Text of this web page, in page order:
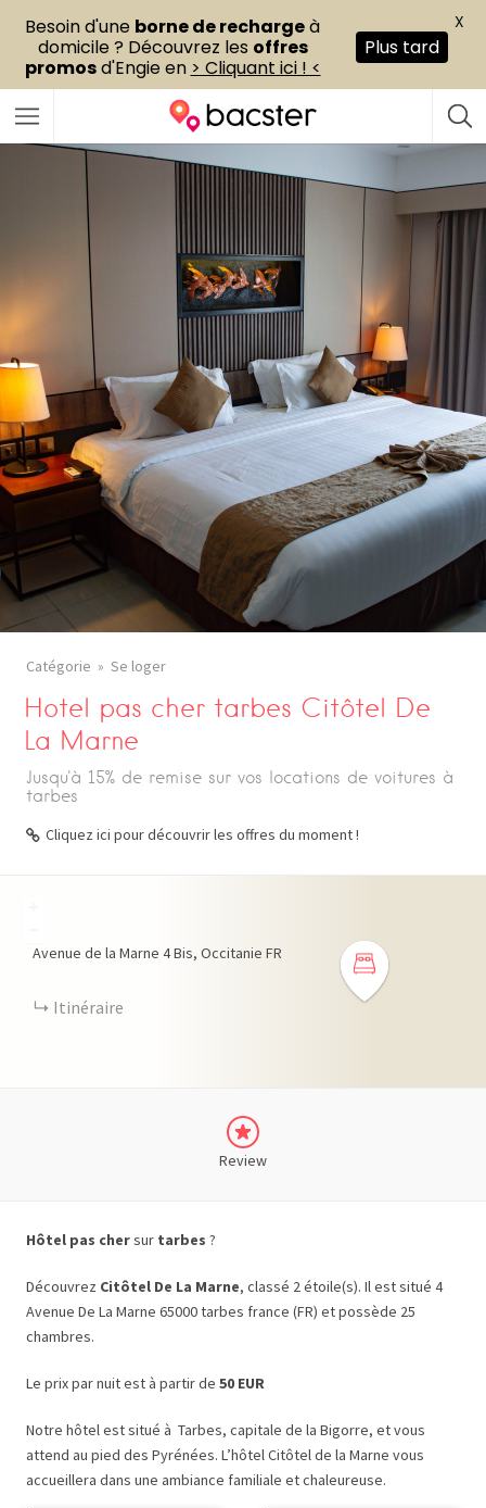
Catégorie Se loger
Hotel pas cher tarbes Citôtel De
La Marne
Jusqu'à 15% de remise sur vos locations de voitures à
tarbes
Cliquez ici pour découvrir les offres du moment !
Avenue de la Marne 4 Bis Occitanie FR
Itinéraire
Review
Hôtel pas chersur tarbes ?
Découvrez Citôtel De La Marne, classé 2 étoile(s). Il est situé 4
Avenue De La Marne 65000 tarbes france (FR) et possède 25
chambres.
Le prix par nuit est à partir de 50 EUR
Notre hôtel est situé à Tarbes, capitale de la Bigorre, et vous
attend au pied des Pyrénées. L’hôtel Citôtel de la Marne vous
accueillera dans une ambiance familiale et chaleureuse.
Besoin d'une borne de rechargeà
domicile ? Découvrez les offres
promosd'Engie en > Cliquant ici ! <
Plus tard
X